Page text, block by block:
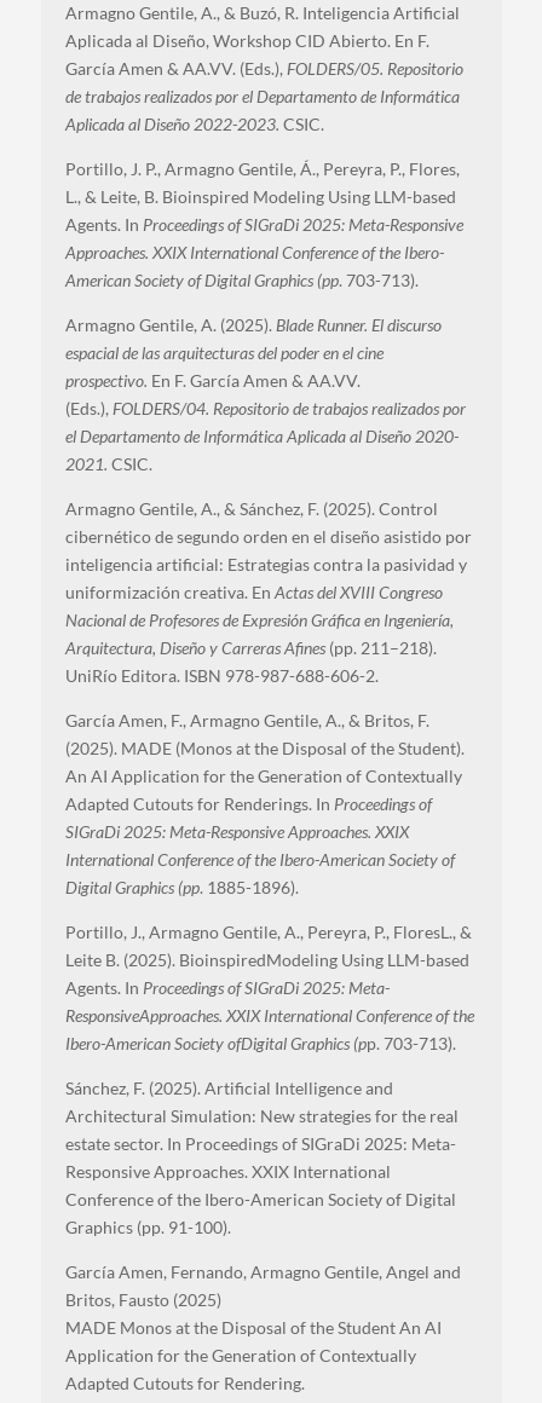
Armagno Gentile, A., & Buzó, R. Inteligencia Artificial
Aplicada al Diseño, Workshop CID Abierto. En F.
García Amen & AA.VV. (Eds.), FOLDERS/05. Repositorio
de trabajos realizados por el Departamento de Informática
Aplicada al Diseño 2022-2023. CSIC.
Portillo, J. P., Armagno Gentile, Á., Pereyra, P., Flores,
L., & Leite, B. Bioinspired Modeling Using LLM-based
Agents. In Proceedings of SIGraDi 2025: Meta-Responsive
Approaches. XXIX International Conference of the Ibero-
American Society of Digital Graphics (pp. 703-713).
Armagno Gentile, A. (2025). Blade Runner. El discurso
espacial de las arquitecturas del poder en el cine
prospectivo. En F. García Amen & AA.VV.
(Eds.), FOLDERS/04. Repositorio de trabajos realizados por
el Departamento de Informática Aplicada al Diseño 2020-
2021. CSIC.
Armagno Gentile, A., & Sánchez, F. (2025). Control
cibernético de segundo orden en el diseño asistido por
inteligencia artificial: Estrategias contra la pasividad y
uniformización creativa. En Actas del XVIII Congreso
Nacional de Profesores de Expresión Gráfica en Ingeniería,
Arquitectura, Diseño y Carreras Afines(pp. 211–218).
UniRío Editora. ISBN 978-987-688-606-2.
García Amen, F., Armagno Gentile, A., & Britos, F.
(2025). MADE (Monos at the Disposal of the Student).
An AI Application for the Generation of Contextually
Adapted Cutouts for Renderings. In Proceedings of
SIGraDi 2025: Meta-Responsive Approaches. XXIX
International Conference of the Ibero-American Society of
Digital Graphics (pp. 1885-1896).
Portillo, J., Armagno Gentile, A., Pereyra, P., FloresL., &
Leite B. (2025). BioinspiredModeling Using LLM-based
Agents. In Proceedings of SIGraDi 2025: Meta-
ResponsiveApproaches. XXIX International Conference of the
Ibero-American Society ofDigital Graphics (pp. 703-713).
Sánchez, F. (2025). Artificial Intelligence and
Architectural Simulation: New strategies for the real
estate sector. In Proceedings of SIGraDi 2025: Meta-
Responsive Approaches. XXIX International
Conference of the Ibero-American Society of Digital
Graphics (pp. 91-100).
García Amen, Fernando, Armagno Gentile, Angel and
Britos, Fausto (2025)
MADE Monos at the Disposal of the Student An AI
Application for the Generation of Contextually
Adapted Cutouts for Rendering.